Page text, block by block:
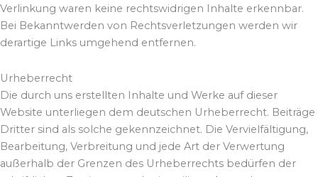
Verlinkung waren keine rechtswidrigen Inhalte erkennbar.
Bei Bekanntwerden von Rechtsverletzungen werden wir
derartige Links umgehend entfernen.
Urheberrecht
Die durch uns erstellten Inhalte und Werke auf dieser
Website unterliegen dem deutschen Urheberrecht. Beiträge
Dritter sind als solche gekennzeichnet. Die Vervielfältigung,
Bearbeitung, Verbreitung und jede Art der Verwertung
außerhalb der Grenzen des Urheberrechts bedürfen der